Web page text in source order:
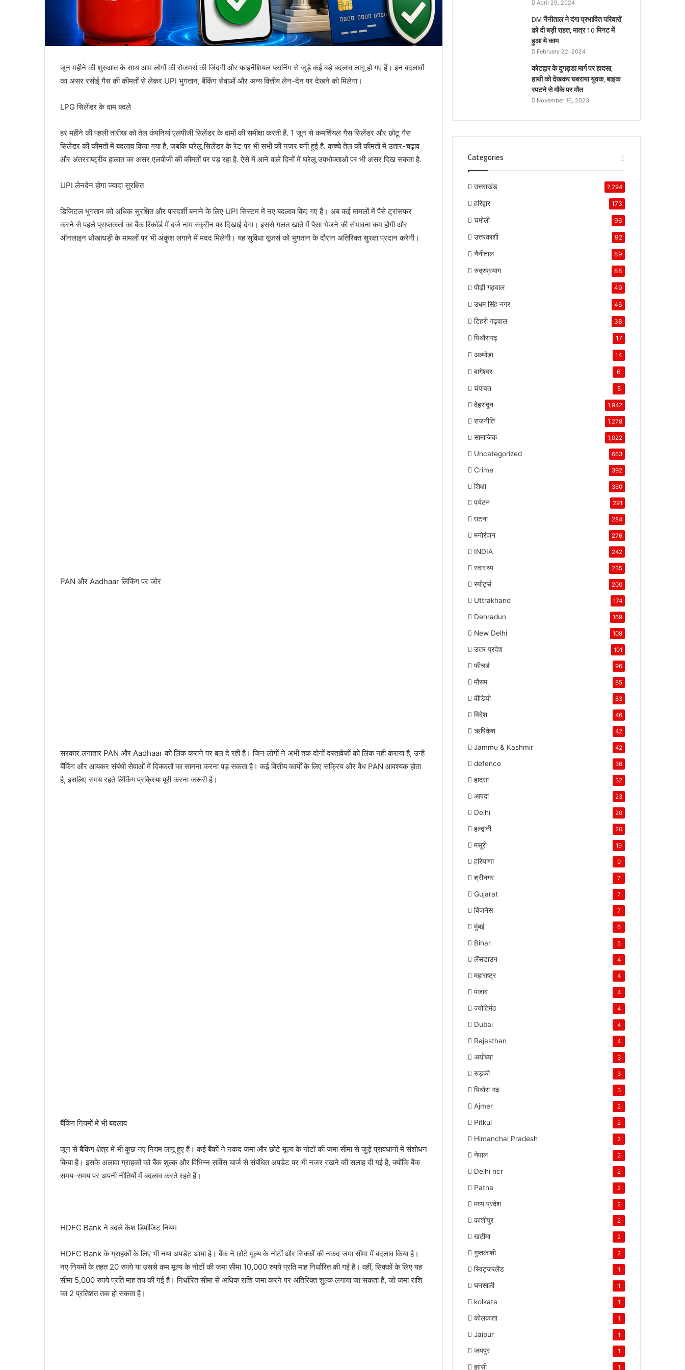
जून महीने की शुरुआत के साथ आम लोगों की रोजमर्रा की जिंदगी और फाइनेंशियल प्लानिंग से जुड़े कई बड़े बदलाव लागू हो गए हैं। इन बदलावों
का असर रसोई गैस की कीमतों से लेकर UPI भुगतान, बैंकिंग सेवाओं और अन्य वित्तीय लेन-देन पर देखने को मिलेगा।
LPG सिलेंडर के दाम बदले
हर महीने की पहली तारीख को तेल कंपनियां एलपीजी सिलेंडर के दामों की समीक्षा करती हैं. 1 जून से कमर्शियल गैस सिलेंडर और छोटू गैस
सिलेंडर की कीमतों में बदलाव किया गया है, जबकि घरेलू सिलेंडर के रेट पर भी सभी की नजर बनी हुई है. कच्चे तेल की कीमतों में उतार-चढ़ाव
और अंतरराष्ट्रीय हालात का असर एलपीजी की कीमतों पर पड़ रहा है. ऐसे में आने वाले दिनों में घरेलू उपभोक्ताओं पर भी असर दिख सकता है.
UPI लेनदेन होगा ज्यादा सुरक्षित
डिजिटल भुगतान को अधिक सुरक्षित और पारदर्शी बनाने के लिए UPI सिस्टम में नए बदलाव किए गए हैं। अब कई मामलों में पैसे ट्रांसफर
करने से पहले प्राप्तकर्ता का बैंक रिकॉर्ड में दर्ज नाम स्क्रीन पर दिखाई देगा। इससे गलत खाते में पैसा भेजने की संभावना कम होगी और
ऑनलाइन धोखाधड़ी के मामलों पर भी अंकुश लगाने में मदद मिलेगी। यह सुविधा यूजर्स को भुगतान के दौरान अतिरिक्त सुरक्षा प्रदान करेगी।
PAN और Aadhaar लिंकिंग पर जोर
सरकार लगातार PAN और Aadhaar को लिंक कराने पर बल दे रही है। जिन लोगों ने अभी तक दोनों दस्तावेजों को लिंक नहीं कराया है, उन्हें
बैंकिंग और आयकर संबंधी सेवाओं में दिक्कतों का सामना करना पड़ सकता है। कई वित्तीय कार्यों के लिए सक्रिय और वैध PAN आवश्यक होता
है, इसलिए समय रहते लिंकिंग प्रक्रिया पूरी करना जरूरी है।
बैंकिंग नियमों में भी बदलाव
जून से बैंकिंग क्षेत्र में भी कुछ नए नियम लागू हुए हैं। कई बैंकों ने नकद जमा और छोटे मूल्य के नोटों की जमा सीमा से जुड़े प्रावधानों में संशोधन
किया है। इसके अलावा ग्राहकों को बैंक शुल्क और विभिन्न सर्विस चार्ज से संबंधित अपडेट पर भी नजर रखने की सलाह दी गई है, क्योंकि बैंक
समय-समय पर अपनी नीतियों में बदलाव करते रहते हैं।
HDFC Bank ने बदले कैश डिपॉजिट नियम
HDFC Bank के ग्राहकों के लिए भी नया अपडेट आया है। बैंक ने छोटे मूल्य के नोटों और सिक्कों की नकद जमा सीमा में बदलाव किया है।
नए नियमों के तहत 20 रुपये या उससे कम मूल्य के नोटों की जमा सीमा 10,000 रुपये प्रति माह निर्धारित की गई है। वहीं, सिक्कों के लिए यह
सीमा 5,000 रुपये प्रति माह तय की गई है। निर्धारित सीमा से अधिक राशि जमा करने पर अतिरिक्त शुल्क लगाया जा सकता है, जो जमा राशि
का 2 प्रतिशत तक हो सकता है।
April 29, 2024
DM नैनीताल ने दंगा प्रभावित परिवारों
क़ो दी बड़ी राहत, मात्र 10 मिनट में
हुआ ये काम
February 22, 2024
कोटद्वार के दुगड्डा मार्ग पर हादसा,
हाथी को देखकर घबराया युवक, बाइक
रपटने से मौके पर मौत
November 16, 2023
Categories
उत्तराखंड 7,294
हरिद्वार 173
चमोली 96
उत्तरकाशी 92
नैनीताल 89
रुद्रप्रयाग 88
पौड़ी गढ़वाल 49
उधम सिंह नगर 46
टिहरी गढ़वाल 38
पिथौरागढ़ 17
अल्मोड़ा 14
बागेश्वर 6
चंपावत 5
देहरादून 1,942
राजनीति 1,278
सामाजिक 1,022
Uncategorized 663
Crime 392
शिक्षा 360
पर्यटन 291
घटना 284
मनोरंजन 276
INDIA 242
स्वास्थ्य 235
स्पोर्ट्स 200
Uttrakhand 174
Dehradun 169
New Delhi 108
उत्तर प्रदेश 101
फीचर्ड 96
मौसम 85
वीडियो 83
विदेश 46
ऋषिकेश 42
Jammu & Kashmir 42
defence 36
हादसा 32
आपदा 23
Delhi 20
हल्द्वानी 20
मसूरी 19
हरियाणा 9
श्रीनगर 7
Gujarat 7
बिजनेस 7
मुंबई 6
Bihar 5
लैंसडाउन 4
महाराष्ट्र 4
पंजाब 4
ज्योतिर्मठ 4
Dubai 4
Rajasthan 4
अयोध्या 3
रुड़की 3
पिथोरा गढ़ 3
Ajmer 2
Pitkul 2
Himanchal Pradesh 2
नेपाल 2
Delhi ncr 2
Patna 2
मध्य प्रदेश 2
काशीपुर 2
खटीमा 2
गुप्तकाशी 2
स्विट्ज़रलैंड 1
घनसाली 1
kolkata 1
कोलकाता 1
Jaipur 1
जयपुर 1
झांसी 1